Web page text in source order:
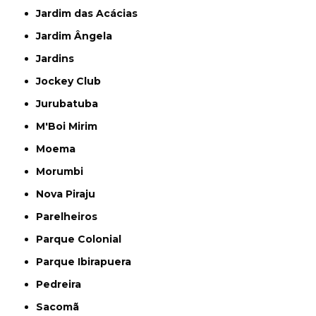
Jardim das Acácias
Jardim Ângela
Jardins
Jockey Club
Jurubatuba
M'Boi Mirim
Moema
Morumbi
Nova Piraju
Parelheiros
Parque Colonial
Parque Ibirapuera
Pedreira
Sacomã